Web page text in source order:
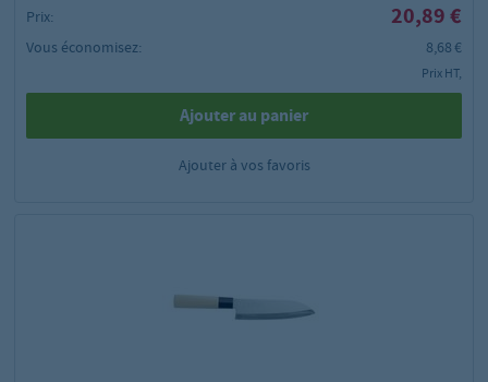
Prix:
20,89 €
Vous économisez: 8,68 €
Prix HT,
Ajouter au panier
Ajouter à vos favoris